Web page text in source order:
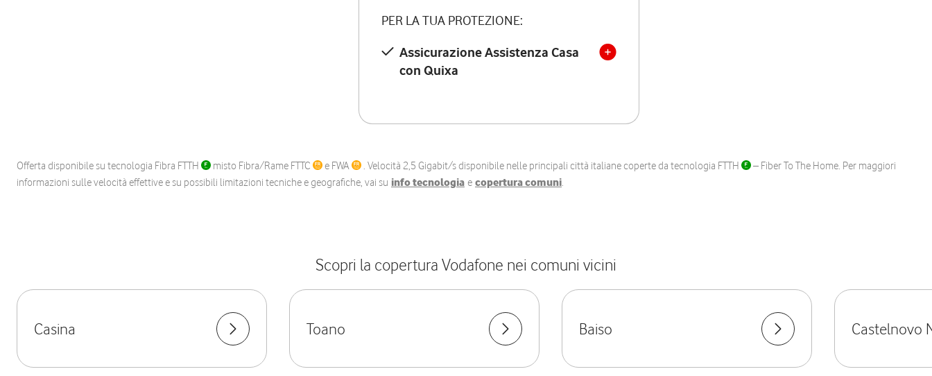
PER LA TUA PROTEZIONE:
Assicurazione Assistenza Casa
con Quixa
Offerta disponibile su tecnologia Fibra FTTH misto Fibra/Rame FTTC e FWA . Velocità 2,5 Gigabit/s disponibile nelle principali città italiane coperte da tecnologia FTTH
– Fiber To The Home. Per maggiori
informazioni sulle velocità effettive e su possibili limitazioni tecniche e geografiche, vai su info tecnologia e copertura comuni.
Scopri la copertura Vodafone nei comuni vicini
Casina Toano Baiso Castelnovo